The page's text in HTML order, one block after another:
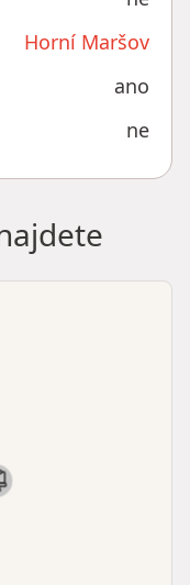
Horní Maršov
ano
ne